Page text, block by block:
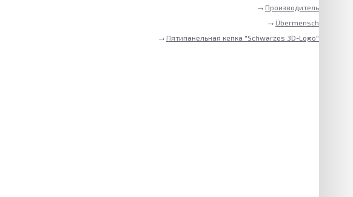
Производитель
Übermensch
Пятипанельная кепка "Schwarzes 3D-Logo"